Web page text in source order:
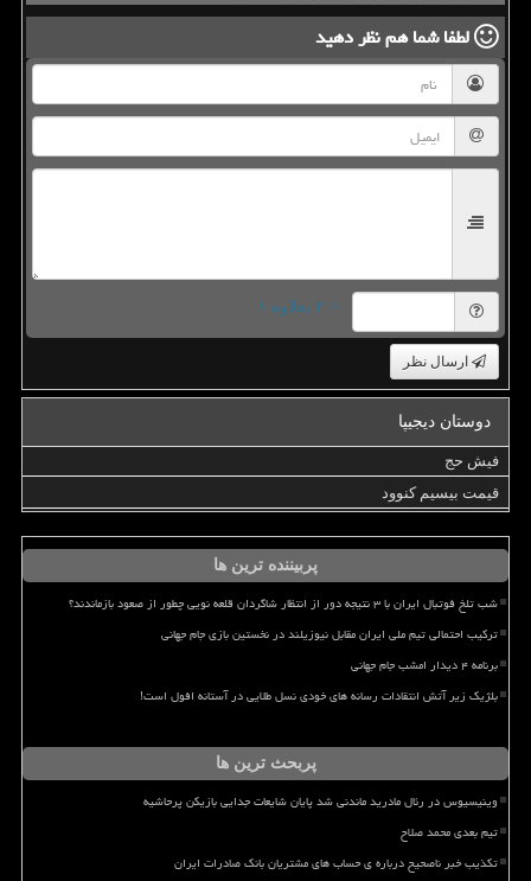
لطفا شما همنظر دهید
= ۲ بعلاوه ۱
ارسال نظر
دوستان دیجیپا
فیش حج
قیمت بیسیم کنوود
پربیننده ترین ها
شب تلخ فوتبال ایران با ۳ نتیجه دور از انتظار شاگردان قلعه نویی چطور از صعود بازماندند؟
ترکیب احتمالی تیم ملی ایران مقابل نیوزیلند در نخستین بازی جام جهانی
برنامه ۴ دیدار امشب جام جهانی
بلژیک زیر آتش انتقادات رسانه های خودی نسل طلایی در آستانه افول است!
پربحث ترین ها
وینیسیوس در رئال مادرید ماندنی شد پایان شایعات جدایی بازیکن پرحاشیه
تیم بعدی محمد صلاح
تکذیب خبر ناصحیح درباره ی حساب های مشتریان بانک صادرات ایران